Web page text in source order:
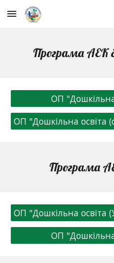
Skip to main content
Програма АЕК
ОП
Програма
ОП